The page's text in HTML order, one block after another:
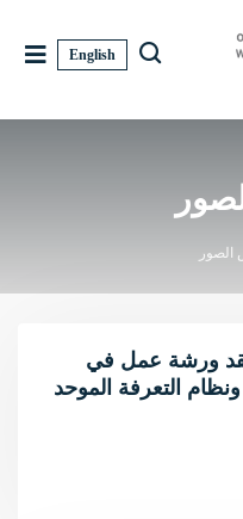
English
ورشة عمل في
التعرفة الموحد